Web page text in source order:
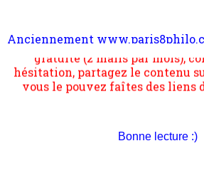
2006 lors du mouvement anti-
s'occupe plus largement de
transformation dans les
suivant la pensée du Dehors ou
quantique, résolvant la plupart des
gratuite (2 mails par mois),
hésitation, partagez le contenu
vous le pouvez faîtes des liens
Bonne lecture :)